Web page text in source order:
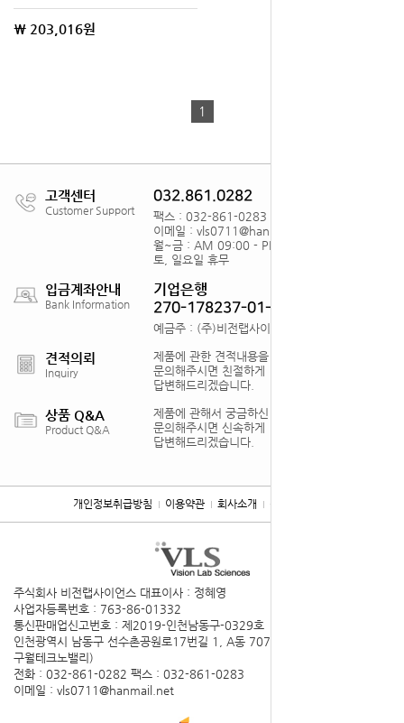
\ 203,016원
1
고객센터
Customer Support
032.861.0282
팩스 : 032-861-0283
이메일 : vls0711@hanmail.net
월~금 : AM 09:00 - PM18:00
토, 일요일 휴무
입금계좌안내
Bank Information
기업은행
270-178237-01-012
예금주 : (주)비전랩사이언스
견적의뢰
Inquiry
제품에 관한 견적내용을
문의해주시면 친절하게
답변해드리겠습니다.
상품 Q&A
Product Q&A
제품에 관해서 궁금하신 점을
문의해주시면 신속하게
답변해드리겠습니다.
개인정보취급방침 이용약관 회사소개 찾아오시는 길
주식회사 비전랩사이언스 대표이사 : 정혜영
사업자등록번호 : 763-86-01332
통신판매업신고번호 : 제2019-인천남동구-0329호
인천광역시 남동구 선수촌공원로17번길 1, A동 707호(구월동,
구월테크노밸리)
전화 : 032-861-0282 팩스 : 032-861-0283
이메일 : vls0711@hanmail.net